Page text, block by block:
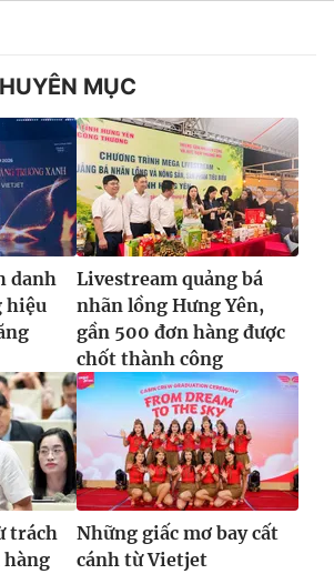
MỤC
danh
hiệu
Livestream quảng bá
nhãn lồng Hưng Yên,
gần 500 đơn hàng được
chốt thành công
trách
hàng
Những giấc mơ bay cất
cánh từ Vietjet